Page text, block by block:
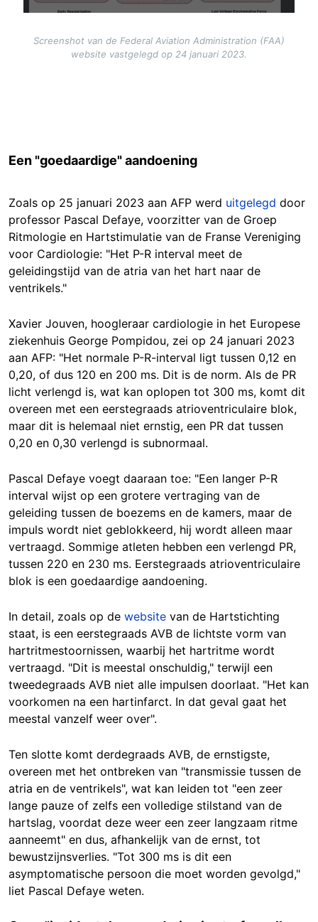
Screenshot van de Federal Aviation Administration (FAA)
website vastgelegd op 24 januari 2023.
Een "goedaardige" aandoening
Zoals op 25 januari 2023 aan AFP werd uitgelegd door
professor Pascal Defaye, voorzitter van de Groep
Ritmologie en Hartstimulatie van de Franse Vereniging
voor Cardiologie: "Het P-R interval meet de
geleidingstijd van de atria van het hart naar de
ventrikels."
Xavier Jouven, hoogleraar cardiologie in het Europese
ziekenhuis George Pompidou, zei op 24 januari 2023
aan AFP: "Het normale P-R-interval ligt tussen 0,12 en
0,20, of dus 120 en 200 ms. Dit is de norm. Als de PR
licht verlengd is, wat kan oplopen tot 300 ms, komt dit
overeen met een eerstegraads atrioventriculaire blok,
maar dit is helemaal niet ernstig, een PR dat tussen
0,20 en 0,30 verlengd is subnormaal.
Pascal Defaye voegt daaraan toe: "Een langer P-R
interval wijst op een grotere vertraging van de
geleiding tussen de boezems en de kamers, maar de
impuls wordt niet geblokkeerd, hij wordt alleen maar
vertraagd. Sommige atleten hebben een verlengd PR,
tussen 220 en 230 ms. Eerstegraads atrioventriculaire
blok is een goedaardige aandoening.
In detail, zoals op de website van de Hartstichting
staat, is een eerstegraads AVB de lichtste vorm van
hartritmestoornissen, waarbij het hartritme wordt
vertraagd. "Dit is meestal onschuldig," terwijl een
tweedegraads AVB niet alle impulsen doorlaat. "Het kan
voorkomen na een hartinfarct. In dat geval gaat het
meestal vanzelf weer over".
Ten slotte komt derdegraads AVB, de ernstigste,
overeen met het ontbreken van "transmissie tussen de
atria en de ventrikels", wat kan leiden tot "een zeer
lange pauze of zelfs een volledige stilstand van de
hartslag, voordat deze weer een zeer langzaam ritme
aanneemt" en dus, afhankelijk van de ernst, tot
bewustzijnsverlies. "Tot 300 ms is dit een
asymptomatische persoon die moet worden gevolgd,"
liet Pascal Defaye weten.